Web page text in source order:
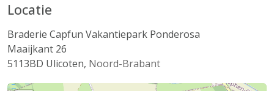
Locatie
Braderie Capfun Vakantiepark Ponderosa
Maaijkant 26
5113BD Ulicoten, Noord-Brabant